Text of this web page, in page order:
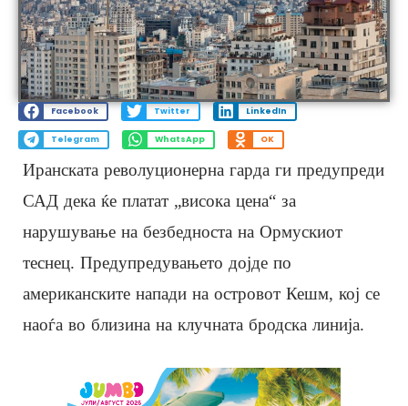
Facebook Twitter LinkedIn
Telegram WhatsApp OK
Иранската револуционерна гарда ги предупреди
САД дека ќе платат „висока цена“ за
нарушување на безбедноста на Ормускиот
теснец. Предупредувањето дојде по
американските напади на островот Кешм, кој се
наоѓа во близина на клучната бродска линија.